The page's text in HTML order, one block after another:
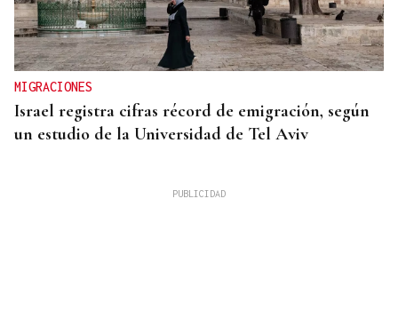
MIGRACIONES
Israel registra cifras récord de emigración, según
un estudio de la Universidad de Tel Aviv